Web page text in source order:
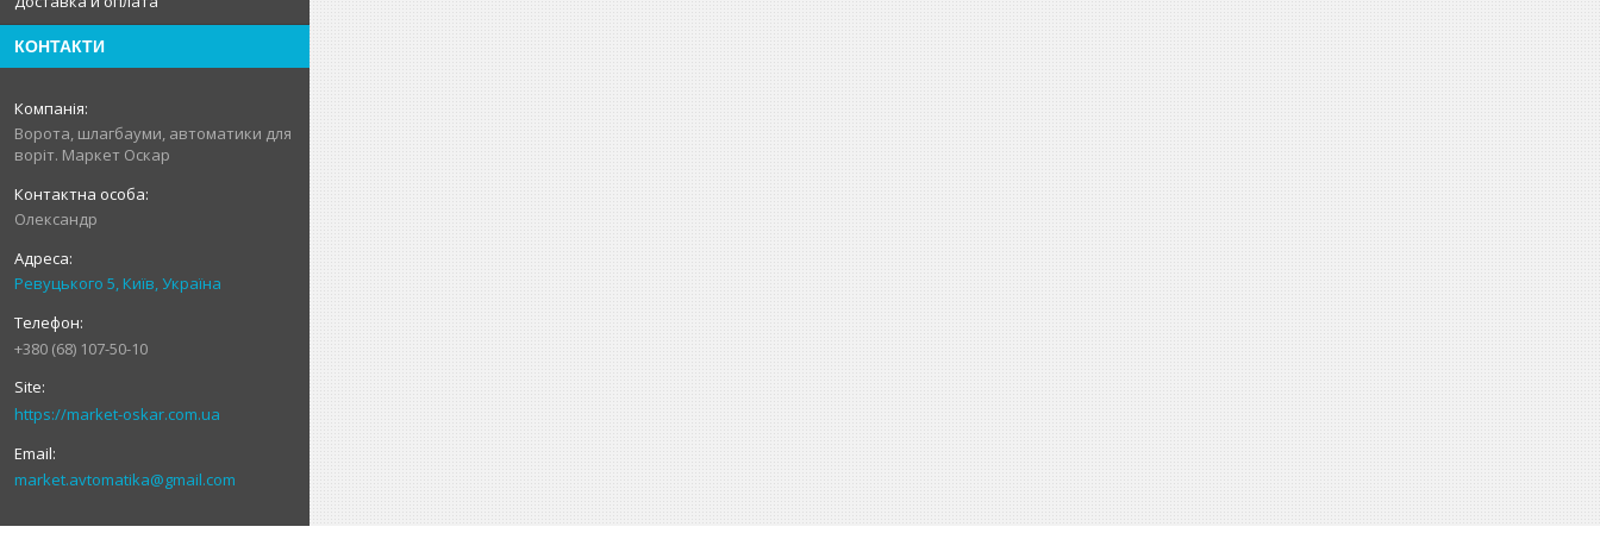
КОНТАКТИ
Ворота, шлагбауми, автоматики для
воріт. Маркет Оскар
Олександр
Ревуцького 5, Київ, Україна
+380 (68) 107-50-10
https://market-oskar.com.ua
market.avtomatika@gmail.com